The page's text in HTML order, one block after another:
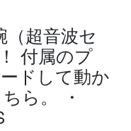
（超音波セ
付属のプ
ドして動か
ら。 ・